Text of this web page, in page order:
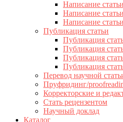
Написание
Написание
Написание
Публикация статьи
Публикация
Публикация
Публикация
Публикация
Перевод научной
Пруфридинг/
Корректорские и
Стать рецензентом
Научный доклад
Каталог